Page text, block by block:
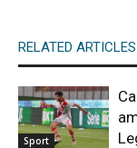
RELATED ARTICLES
Sport